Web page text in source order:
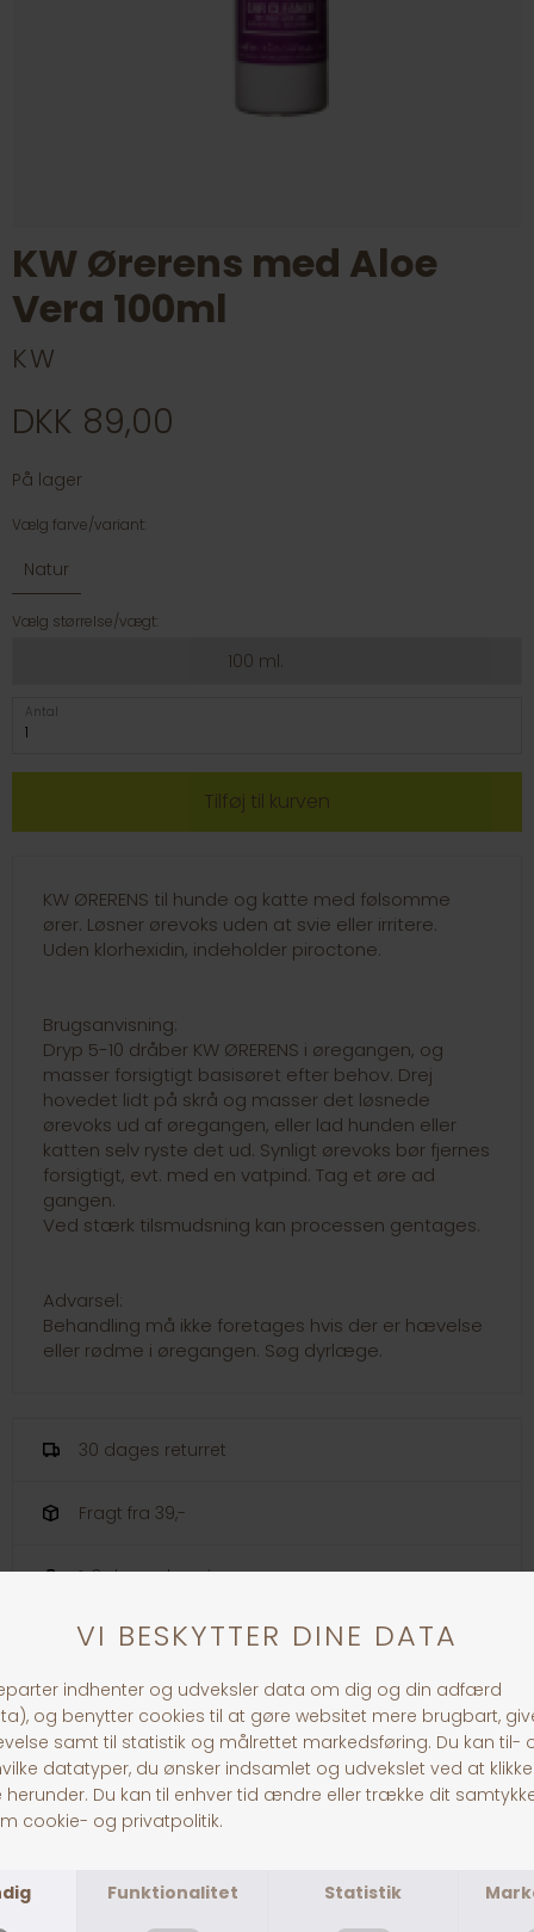
KW Ørerens med Aloe
Vera 100ml
KW
DKK 89,00
På lager
Vælg farve/variant:
Natur
Vælg størrelse/vægt:
100 ml.
Antal
KW ØRERENS til hunde og katte med følsomme
ører. Løsner ørevoks uden at svie eller irritere.
Uden klorhexidin, indeholder piroctone.
Brugsanvisning:
Dryp 5-10 dråber KW ØRERENS i øregangen, og
masser forsigtigt basisøret efter behov. Drej
hovedet lidt på skrå og masser det løsnede
ørevoks ud af øregangen, eller lad hunden eller
katten selv ryste det ud. Synligt ørevoks bør fjernes
forsigtigt, evt. med en vatpind. Tag et øre ad
gangen.
Ved stærk tilsmudsning kan processen gentages.
Advarsel:
Behandling må ikke foretages hvis der er hævelse
eller rødme i øregangen. Søg dyrlæge.
30 dages returret
Fragt fra 39,-
1-3 dages levering
Andre købte også